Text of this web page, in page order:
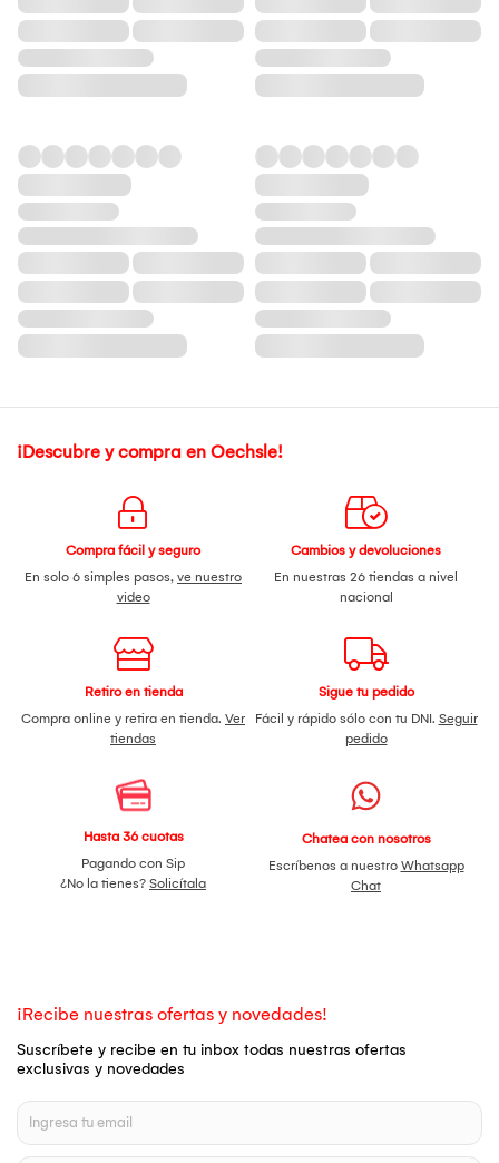
¡Descubre y compra en Oechsle!
Compra fácil y seguro
En solo 6 simples pasos, ve nuestro
video
Cambios y devoluciones
En nuestras 26 tiendas a nivel
nacional
Retiro en tienda
Compra online y retira en tienda. Ver
tiendas
Sigue tu pedido
Fácil y rápido sólo con tu DNI. Seguir
pedido
Hasta 36 cuotas
Pagando con Sip
¿No la tienes? Solicítala
Chatea con nosotros
Escríbenos a nuestro Whatsapp
Chat
¡Recibe nuestras ofertas y novedades!
Suscríbete y recibe en tu inbox todas nuestras ofertas
exclusivas y novedades